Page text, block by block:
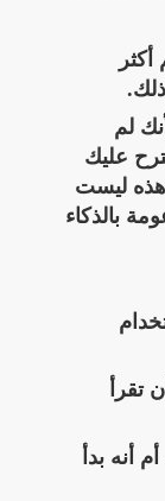
لم
عليك
هذه ليست
بالذكاء
تقرأ
أنه بدأ